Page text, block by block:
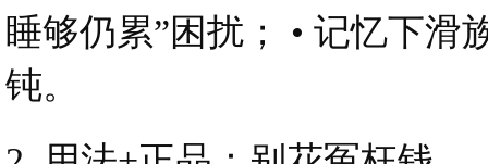
睡够仍累”困扰； • 记忆下
钝。